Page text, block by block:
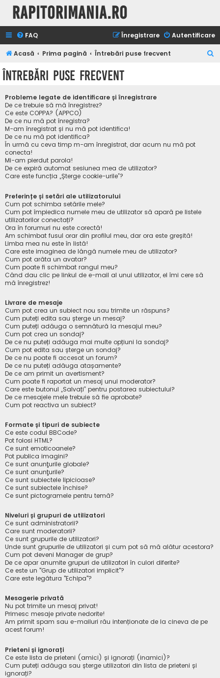
Rapitorimania.ro
FAQ Autentificare
Înregistrare
Acasă Prima pagină Întrebări puse frecvent
Întrebări puse frecvent
Probleme legate de identificare și înregistrare
De ce trebuie să mă înregistrez?
Ce este COPPA? (APPCO)
De ce nu mă pot înregistra?
M-am înregistrat și nu mă pot identifica!
De ce nu mă pot identifica?
În urmă cu ceva timp m-am înregistrat, dar acum nu mă pot
conecta!
Mi-am pierdut parola!
De ce expiră automat sesiunea mea de utilizator?
Care este funcția „Șterge cookie-urile”?
Preferințe și setări ale utilizatorului
Cum pot schimba setările mele?
Cum pot împiedica numele meu de utilizator să apară pe listele
utilizatorilor conectați?
Ora în forumuri nu este corectă!
Am schimbat fusul orar din profilul meu, dar ora este greșită!
Limba mea nu este în listă!
Care este imaginea de lângă numele meu de utilizator?
Cum pot arăta un avatar?
Cum poate fi schimbat rangul meu?
Când dau clic pe linkul de e-mail al unui utilizator, el îmi cere să
mă înregistrez!
Livrare de mesaje
Cum pot crea un subiect nou sau trimite un răspuns?
Cum puteți edita sau șterge un mesaj?
Cum puteți adăuga o semnătură la mesajul meu?
Cum pot crea un sondaj?
De ce nu puteți adăuga mai multe opțiuni la sondaj?
Cum pot edita sau șterge un sondaj?
De ce nu poate fi accesat un forum?
De ce nu puteți adăuga atașamente?
De ce am primit un avertisment?
Cum poate fi raportat un mesaj unui moderator?
Care este butonul „Salvați” pentru postarea subiectului?
De ce mesajele mele trebuie să fie aprobate?
Cum pot reactiva un subiect?
Formate și tipuri de subiecte
Ce este codul BBCode?
Pot folosi HTML?
Ce sunt emoticoanele?
Pot publica imagini?
Ce sunt anunţurile globale?
Ce sunt anunţurile?
Ce sunt subiectele lipicioase?
Ce sunt subiectele închise?
Ce sunt pictogramele pentru temă?
Niveluri și grupuri de utilizatori
Ce sunt administratorii?
Care sunt moderatorii?
Ce sunt grupurile de utilizatori?
Unde sunt grupurile de utilizatori și cum pot să mă alătur acestora?
Cum pot deveni Manager de grup?
De ce apar anumite grupuri de utilizatori în culori diferite?
Ce este un "Grup de utilizatori implicit"?
Care este legătura "Echipa"?
Mesagerie privată
Nu pot trimite un mesaj privat!
Primesc mesaje private nedorite!
Am primit spam sau e-mailuri rău intenționate de la cineva de pe
acest forum!
Prieteni și ignorați
Ce este lista de prieteni (amici) și ignorați (inamici)?
Cum puteți adăuga sau șterge utilizatori din lista de prieteni și
ignorați?